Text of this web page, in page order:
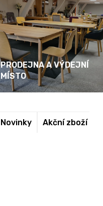
PRODEJNA A VÝDEJNÍ
MÍSTO
Novinky Akční zboží